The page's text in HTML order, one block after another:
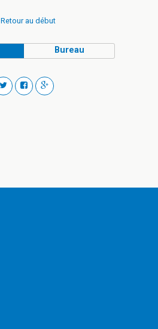
Retour au début
Bureau